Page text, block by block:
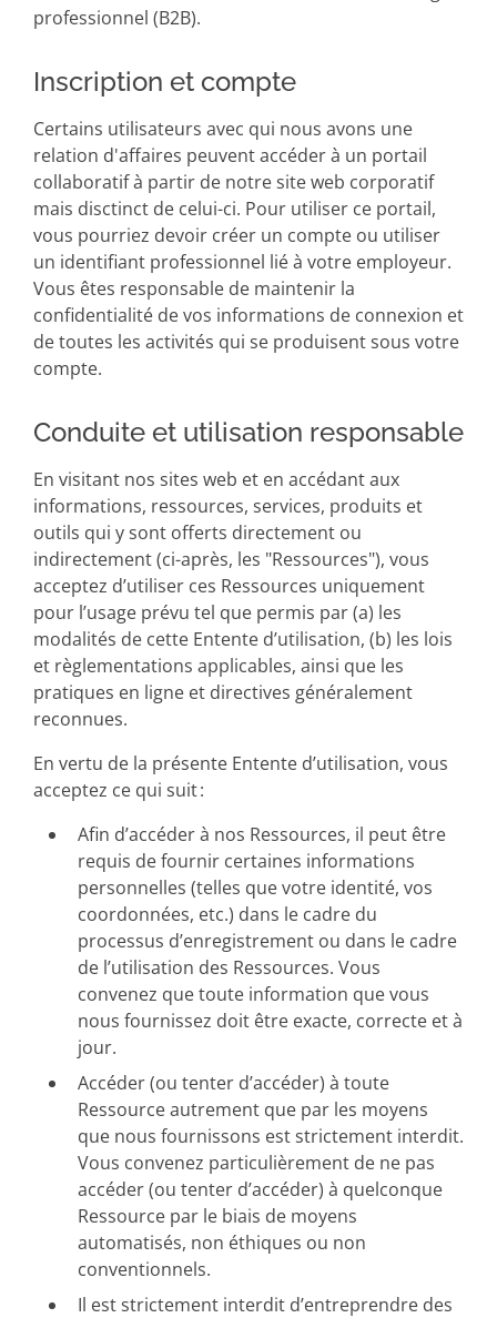
professionnel (B2B).
Inscription et compte
Certains utilisateurs avec qui nous avons une
relation d'affaires peuvent accéder à un portail
collaboratif à partir de notre site web corporatif
mais disctinct de celui-ci. Pour utiliser ce portail,
vous pourriez devoir créer un compte ou utiliser
un identifiant professionnel lié à votre employeur.
Vous êtes responsable de maintenir la
confidentialité de vos informations de connexion et
de toutes les activités qui se produisent sous votre
compte.
Conduite et utilisation responsable
En visitant nos sites web et en accédant aux
informations, ressources, services, produits et
outils qui y sont offerts directement ou
indirectement (ci-après, les "Ressources"), vous
acceptez d’utiliser ces Ressources uniquement
pour l’usage prévu tel que permis par (a) les
modalités de cette Entente d’utilisation, (b) les lois
et règlementations applicables, ainsi que les
pratiques en ligne et directives généralement
reconnues.
En vertu de la présente Entente d’utilisation, vous
acceptez ce qui suit :
Afin d’accéder à nos Ressources, il peut être
requis de fournir certaines informations
personnelles (telles que votre identité, vos
coordonnées, etc.) dans le cadre du
processus d’enregistrement ou dans le cadre
de l’utilisation des Ressources. Vous
convenez que toute information que vous
nous fournissez doit être exacte, correcte et à
jour.
Accéder (ou tenter d’accéder) à toute
Ressource autrement que par les moyens
que nous fournissons est strictement interdit.
Vous convenez particulièrement de ne pas
accéder (ou tenter d’accéder) à quelconque
Ressource par le biais de moyens
automatisés, non éthiques ou non
conventionnels.
Il est strictement interdit d’entreprendre des